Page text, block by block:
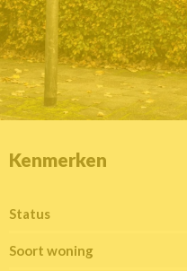
Kenmerken
Status
Soort woning